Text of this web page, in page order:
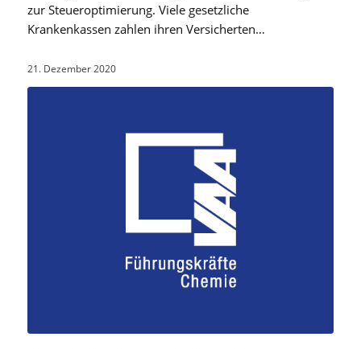
zur Steueroptimierung. Viele gesetzliche
Krankenkassen zahlen ihren Versicherten…
21. Dezember 2020